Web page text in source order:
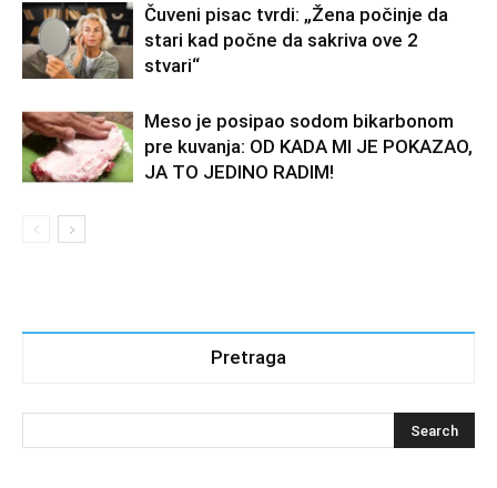
Čuveni pisac tvrdi: „Žena počinje da
stari kad počne da sakriva ove 2
stvari“
Meso je posipao sodom bikarbonom
pre kuvanja: OD KADA MI JE POKAZAO,
JA TO JEDINO RADIM!
Pretraga